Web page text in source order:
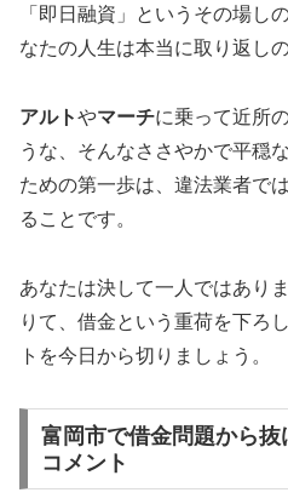
「即日融資」というその場し
なたの人生は本当に取り返し
アルトやマーチに乗って近所
うな、そんなささやかで平穏
ための第一歩は、違法業者で
ることです。
あなたは決して一人ではあり
りて、借金という重荷を下ろ
トを今日から切りましょう。
富岡市で借金問題から
コメント